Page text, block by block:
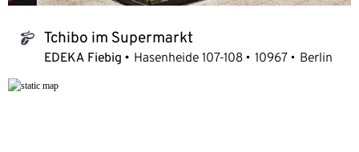
tchibo_logo Tchibo im Supermarkt
EDEKA Fiebig Hasenheide 107-108 10967 Berlin